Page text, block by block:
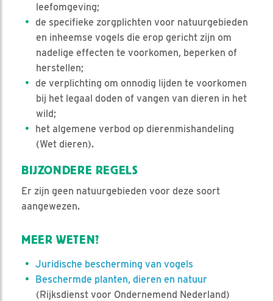
leefomgeving;
de specifieke zorgplichten voor natuurgebieden
en inheemse vogels die erop gericht zijn om
nadelige effecten te voorkomen, beperken of
herstellen;
de verplichting om onnodig lijden te voorkomen
bij het legaal doden of vangen van dieren in het
wild;
het algemene verbod op dierenmishandeling
(Wet dieren).
BIJZONDERE REGELS
Er zijn geen natuurgebieden voor deze soort
aangewezen.
MEER WETEN?
Juridische bescherming van vogels
Beschermde planten, dieren en natuur
(Rijksdienst voor Ondernemend Nederland)